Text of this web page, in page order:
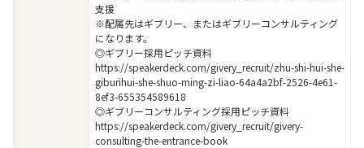
支援
※配属先はギブリー、またはギブリーコンサルティング
になります。
◎ギブリー採用ピッチ資料
https://speakerdeck.com/givery_recruit/zhu-shi-hui-she-
giburihui-she-shuo-ming-zi-liao-64a4a2bf-2526-4e61-
8ef3-655354589618
◎ギブリーコンサルティング採用ピッチ資料
https://speakerdeck.com/givery_recruit/givery-
consulting-the-entrance-book